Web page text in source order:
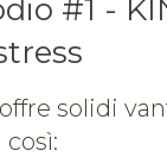
#1 -
solidi